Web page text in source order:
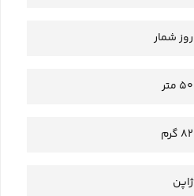
روز شمار
50 متر
82 گرم
ژاپن